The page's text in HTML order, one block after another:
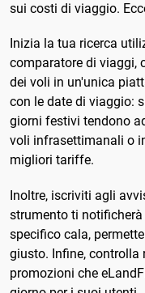
sui costi di viaggio.
Inizia la tua ricerca
comparatore di viaggi,
dei voli in un'unica
con le date di viaggio:
giorni festivi tendono
voli infrasettimanali o
migliori tariffe.
Inoltre, iscriviti agli
strumento ti
specifico cala,
giusto. Infine, controlla
promozioni che